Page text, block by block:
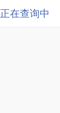
正在查询中